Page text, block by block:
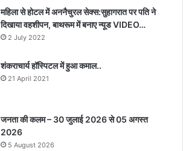
महिला से होटल में अननैचुरल सेक्स:सुहागरात पर पति ने
दिखाया वहशीपन, बाथरूम में बनाए न्यूड VIDEO…
2 July 2022
शंकराचार्य हॉस्पिटल में हुआ कमाल..
21 April 2021
जनता की कलम – 30 जुलाई 2026 से 05 अगस्त
2026
5 August 2026